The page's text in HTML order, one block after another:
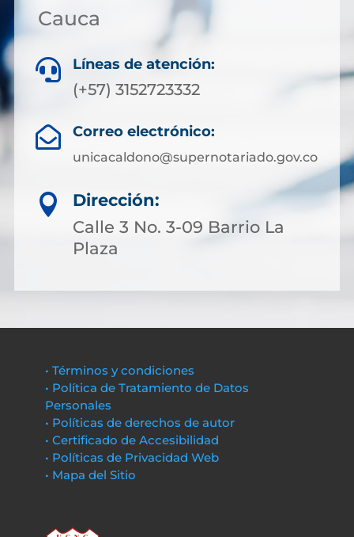
Cauca
 Líneas de atención:
(+57) 3152723332
 Correo electrónico:
unicacaldono@supernotariado.gov.co

Dirección:
Calle 3 No. 3-09 Barrio La
Plaza
• Términos y condiciones
• Política de Tratamiento de Datos
Personales
• Políticas de derechos de autor
• Certificado de Accesibilidad
• Políticas de Privacidad Web
• Mapa del Sitio